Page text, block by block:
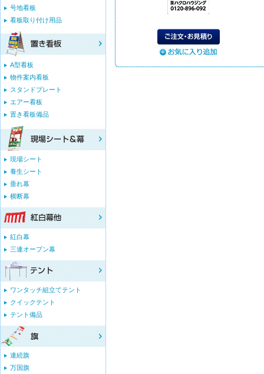
号地看板
看板取り付け用品
A型看板
物件案内看板
スタンドプレート
エアー看板
置き看板備品
現場シート
養生シート
垂れ幕
横断幕
紅白幕
三連オープン幕
ワンタッチ組立てテント
クイックテント
テント備品
連続旗
万国旗